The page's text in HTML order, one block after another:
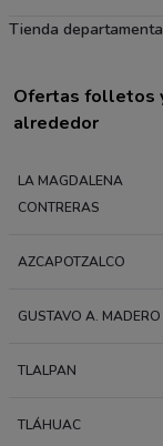
Tienda
Ofertas folletos
alrededor
LA MAGDALENA
CONTRERAS
AZCAPOTZALCO
GUSTAVO A. MADERO
TLALPAN
TLÁHUAC